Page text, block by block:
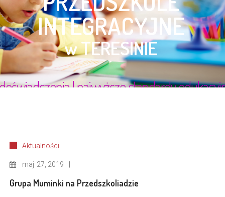
Aktualności
maj 27, 2019
Grupa Muminki na Przedszkoliadzie